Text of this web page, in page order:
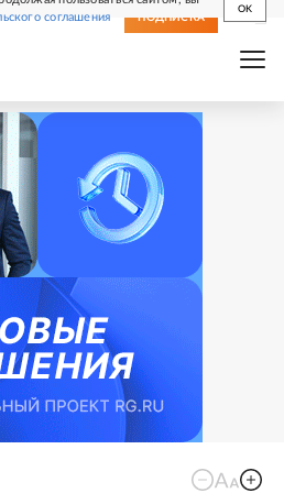
соглашения
OK
ПОДПИСКА